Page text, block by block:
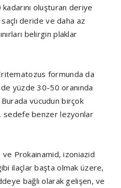
oluşturan deriye
saçlı deride ve daha az
belirgin plaklar
formunda da
yüzde 30-50 oranında
vücudun birçok
sedefe benzer lezyonlar
ve Prokainamid, izoniazid
ilaçlar başta olmak üzere,
bağlı olarak gelişen, ve